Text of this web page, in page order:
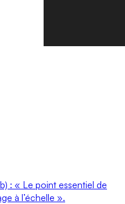
: « Le point essentiel de
à l’échelle ».